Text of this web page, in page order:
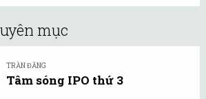
mục
TRẦN ĐĂNG
Tâm sóng IPO thứ 3